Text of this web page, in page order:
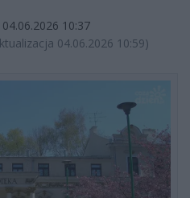
04.06.2026 10:37
04.06.2026 10:59)